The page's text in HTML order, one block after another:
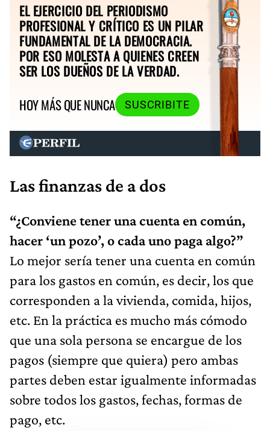
EL EJERCICIO DEL PERIODISMO
PROFESIONAL Y CRÍTICO ES UN PILAR
FUNDAMENTAL DE LA DEMOCRACIA.
POR ESO MOLESTA A QUIENES CREEN
SER LOS DUEÑOS DE LA VERDAD.
HOY MÁS QUE NUNCA
SUSCRIBITE
Las finanzas de a dos
“¿Conviene tener una cuenta en común,
hacer ‘un pozo’, o cada uno paga algo?”
Lo mejor sería tener una cuenta en común
para los gastos en común, es decir, los que
corresponden a la vivienda, comida, hijos,
etc. En la práctica es mucho más cómodo
que una sola persona se encargue de los
pagos (siempre que quiera) pero ambas
partes deben estar igualmente informadas
sobre todos los gastos, fechas, formas de
pago, etc.